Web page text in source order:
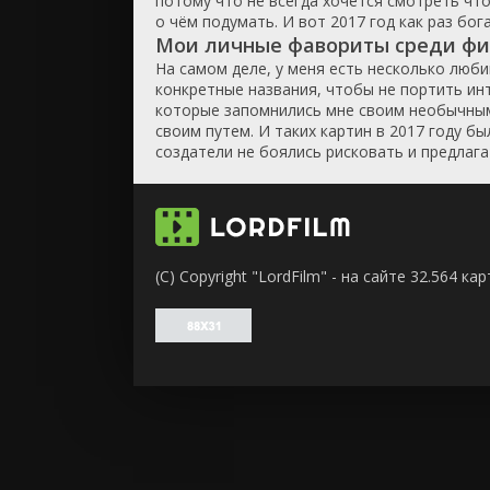
о чём подумать. И вот 2017 год как раз
Мои личные фавориты среди
На самом деле, у меня есть несколько
конкретные названия, чтобы не портить
которые запомнились мне своим
своим путем. И таких картин в 2017 году
создатели не боялись рисковать и
(C) Copyright "LordFilm" - на сайте 32.564